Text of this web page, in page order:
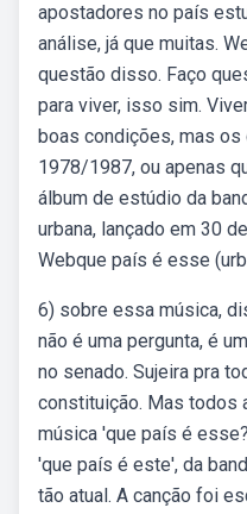
apostadores no país
análise, já que muitas.
questão disso. Faço
para viver, isso sim.
boas condições, mas
1978/1987, ou apenas
álbum de estúdio da
urbana, lançado em 30
Webque país é esse
6) sobre essa música,
não é uma pergunta, é
no senado. Sujeira pra
constituição. Mas todos
música 'que país é
'que país é este', da
tão atual. A canção foi